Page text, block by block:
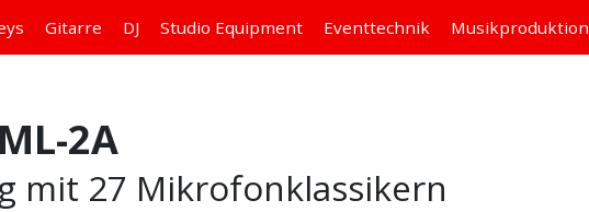
Gitarre DJ Studio Equipment Eventtechnik Musikproduktion
2A
mit 27 Mikrofonklassikern